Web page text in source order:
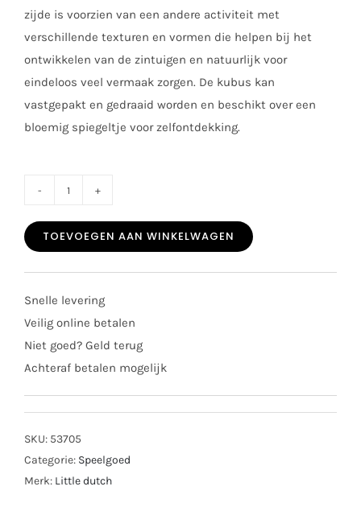
zijde is voorzien van een andere activiteit met
verschillende texturen en vormen die helpen bij het
ontwikkelen van de zintuigen en natuurlijk voor
eindeloos veel vermaak zorgen. De kubus kan
vastgepakt en gedraaid worden en beschikt over een
bloemig spiegeltje voor zelfontdekking.
dutch
TOEVOEGEN AAN WINKELWAGEN
Snelle levering
Veilig online betalen
Niet goed? Geld terug
Achteraf betalen mogelijk
SKU: 53705
Categorie: Speelgoed
Merk: Little dutch